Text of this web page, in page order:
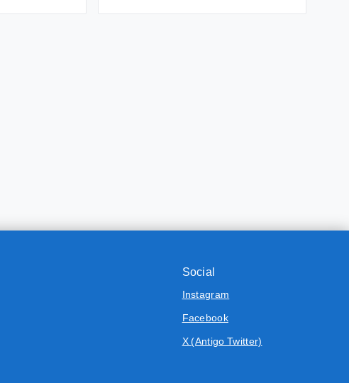
Social
Instagram
Facebook
X (Antigo Twitter)